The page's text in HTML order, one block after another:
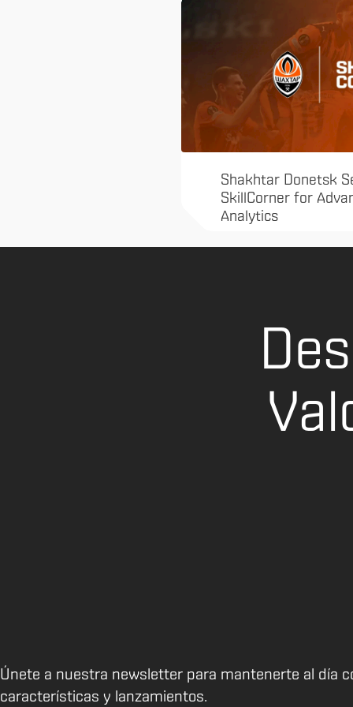
Shakhtar Donetsk
SkillCorner for
Analytics
Únete a nuestra newsletter para mantenerte al día
características y lanzamientos.